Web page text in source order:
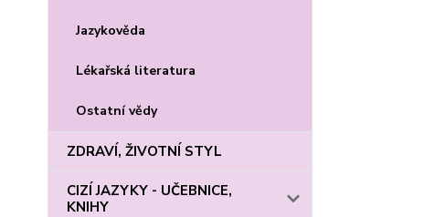
Jazykověda
Lékařská literatura
Ostatní vědy
ZDRAVÍ, ŽIVOTNÍ STYL
CIZÍ JAZYKY - UČEBNICE,
KNIHY